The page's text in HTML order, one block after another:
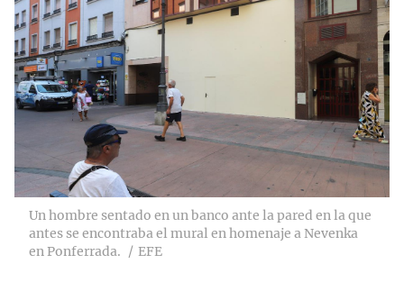
Un hombre sentado en un banco ante la pared en la que
antes se encontraba el mural en homenaje a Nevenka
en Ponferrada.
EFE